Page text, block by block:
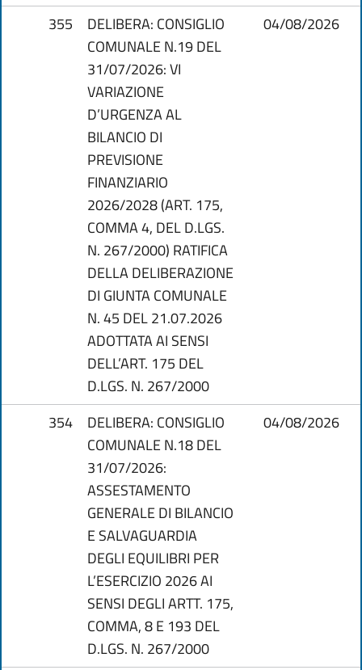
355
DELIBERA: CONSIGLIO
COMUNALE N.19 DEL
31/07/2026: VI
VARIAZIONE
D’URGENZA AL
BILANCIO DI
PREVISIONE
FINANZIARIO
2026/2028 (ART. 175,
COMMA 4, DEL D.LGS.
N. 267/2000) RATIFICA
DELLA DELIBERAZIONE
DI GIUNTA COMUNALE
N. 45 DEL 21.07.2026
ADOTTATA AI SENSI
DELL’ART. 175 DEL
D.LGS. N. 267/2000
04/08/2026
354
DELIBERA: CONSIGLIO
COMUNALE N.18 DEL
31/07/2026:
ASSESTAMENTO
GENERALE DI BILANCIO
E SALVAGUARDIA
DEGLI EQUILIBRI PER
L’ESERCIZIO 2026 AI
SENSI DEGLI ARTT. 175,
COMMA, 8 E 193 DEL
D.LGS. N. 267/2000
04/08/2026